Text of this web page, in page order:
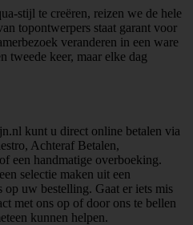
stijl te creëren, reizen we de hele
topontwerpers staat garant voor
veranderen in een ware
tweede keer, maar elke dag
kunt u direct online betalen via
Achteraf Betalen,
een handmatige overboeking.
selectie maken uit een
op uw bestelling. Gaat er iets mis
met ons op of door ons te bellen
kunnen helpen.